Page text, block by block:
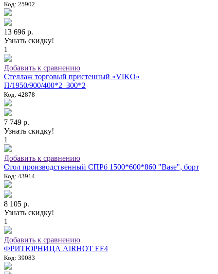
Код: 25902
13 696 р.
Узнать скидку!
1
Добавить к сравнению
Стеллаж торговый пристенный «VIKO»
П/1950/900/400*2_300*2
Код: 42878
7 749 р.
Узнать скидку!
1
Добавить к сравнению
Стол производственный СПРб 1500*600*860 "Base", борт
Код: 43914
8 105 р.
Узнать скидку!
1
Добавить к сравнению
ФРИТЮРНИЦА AIRHOT EF4
Код: 39083